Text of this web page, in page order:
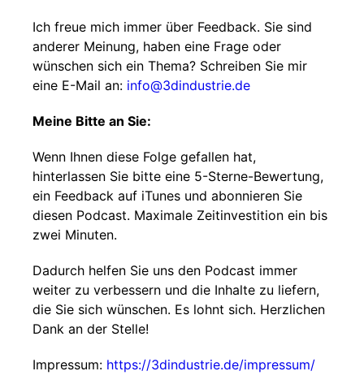
Ich freue mich immer über Feedback. Sie sind
anderer Meinung, haben eine Frage oder
wünschen sich ein Thema? Schreiben Sie mir
eine E-Mail an: info@3dindustrie.de
Meine Bitte an Sie:
Wenn Ihnen diese Folge gefallen hat,
hinterlassen Sie bitte eine 5-Sterne-Bewertung,
ein Feedback auf iTunes und abonnieren Sie
diesen Podcast. Maximale Zeitinvestition ein bis
zwei Minuten.
Dadurch helfen Sie uns den Podcast immer
weiter zu verbessern und die Inhalte zu liefern,
die Sie sich wünschen. Es lohnt sich. Herzlichen
Dank an der Stelle!
Impressum: https://3dindustrie.de/impressum/